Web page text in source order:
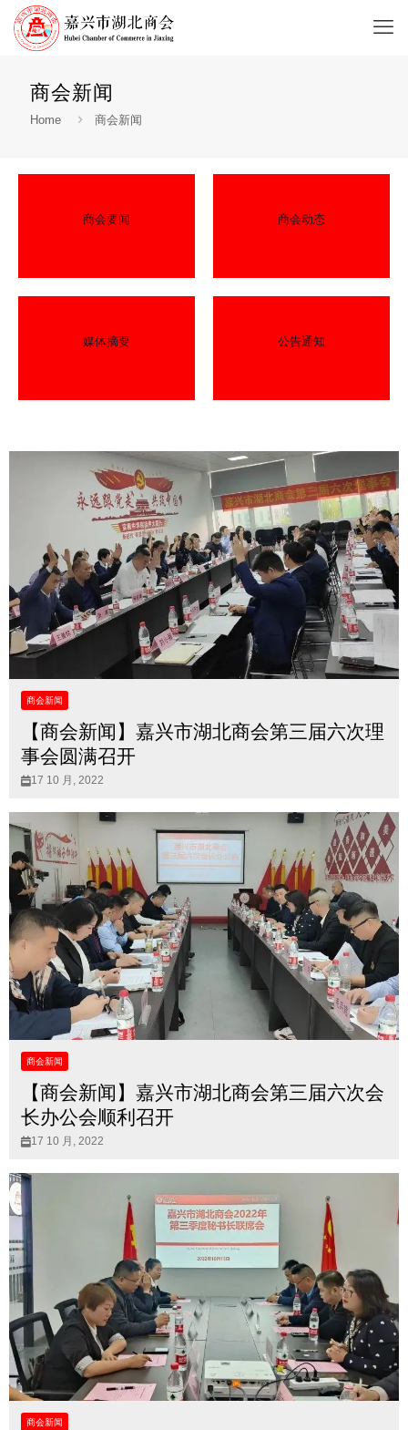
商会新闻
Home 商会新闻
商会要闻 商会动态
媒体摘要 公告通知
商会新闻
【商会新闻】嘉兴市湖北商会第三届六次理
事会圆满召开
17 10 月, 2022
商会新闻
【商会新闻】嘉兴市湖北商会第三届六次会
长办公会顺利召开
17 10 月, 2022
商会新闻